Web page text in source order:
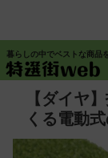
暮らしの中でベストな商品
【ダイヤ
くる電動